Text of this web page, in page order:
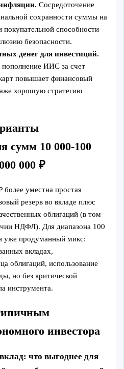
Сосредоточение
сохранности суммы на
покупательной способности
безопасности.
денег для инвестиций.
пополнение ИИС за счет
повышает финансовый
хорошую стратегию
сумм 10 000-100
000 ₽
уместна простая
резерв во вкладе плюс
облигаций (в том
НДФЛ). Для диапазона 100
уже продуманный микс:
вкладах,
облигаций, использование
но без критической
инструмента.
инвестора
что выгоднее для